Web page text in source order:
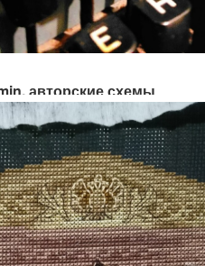
авторские схемы